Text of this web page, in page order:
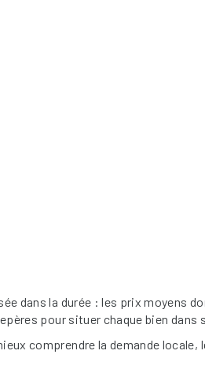
dans la durée : les prix
pour situer chaque bien dans
comprendre la demande